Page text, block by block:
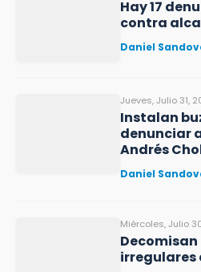
Hay 17
contra
Daniel
Jueves, Julio 31,
Instalan
denunciar
Andrés
Daniel
Miércoles, Julio
irregulares